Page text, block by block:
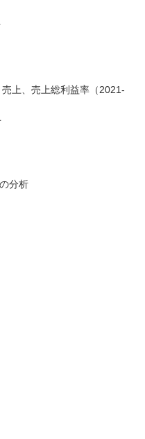
上、売上総利益率（2021-
分析